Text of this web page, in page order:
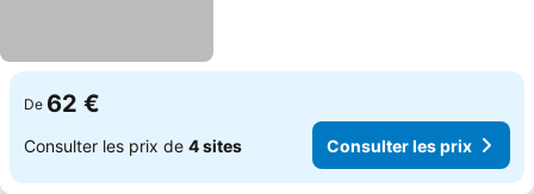
De 62 €
Consulter les prix de 4 sites Consulter les prix